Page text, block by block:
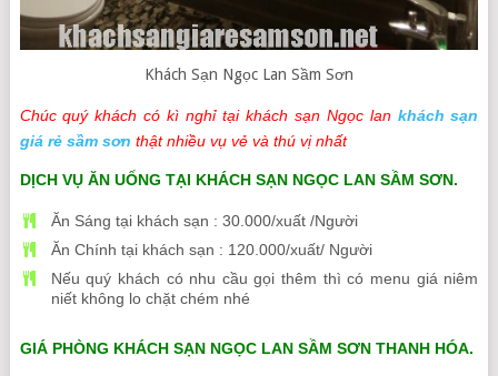
Khách Sạn Ngọc Lan Sầm Sơn
Chúc quý khách có kì nghỉ tại khách sạn Ngọc lan khách sạn
giá rẻ sầm sơn thật nhiều vụ vẻ và thú vị nhất
DỊCH VỤ ĂN UỐNG TẠI KHÁCH SẠN NGỌC LAN SẦM SƠN.
Ăn Sáng tại khách sạn : 30.000/xuất /Người
Ăn Chính tại khách sạn : 120.000/xuất/ Người
Nếu quý khách có nhu cầu gọi thêm thì có menu giá niêm
niết không lo chặt chém nhé
GIÁ PHÒNG KHÁCH SẠN NGỌC LAN SẦM SƠN THANH HÓA.